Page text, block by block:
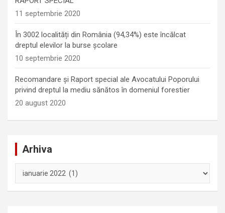
11 septembrie 2020
În 3002 localități din România (94,34%) este încălcat
dreptul elevilor la burse școlare
10 septembrie 2020
Recomandare și Raport special ale Avocatului Poporului
privind dreptul la mediu sănătos în domeniul forestier
20 august 2020
Arhiva